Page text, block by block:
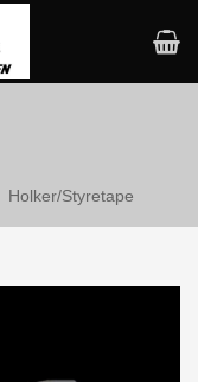
Holker/Styretape